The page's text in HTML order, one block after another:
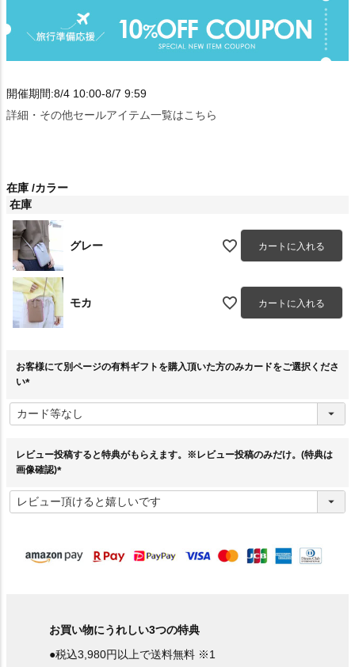
開催期間:8/4 10:00-8/7 9:59
詳細・その他セールアイテム一覧はこちら
在庫 カラー
在庫
グレー カートに入れる
モカ カートに入れる
お客様にて別ページの有料ギフトを購入頂いた方のみカードをご選択くださ
い
必
須
レビュー投稿すると特典がもらえます。※レビュー投稿のみだけ。(特典は
画像確認)
必
須
お買い物にうれしい3つの特典
●税込3,980円以上で送料無料 ※1